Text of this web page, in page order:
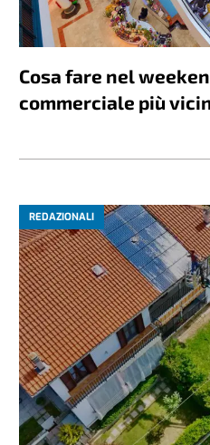
Cosa fare nel
commerciale più
REDAZIONALI